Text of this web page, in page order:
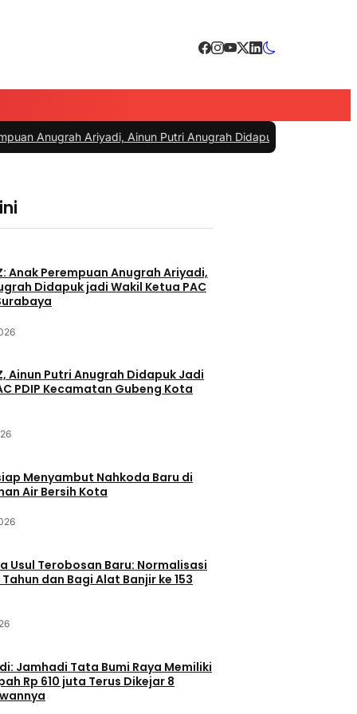
Ainun Putri Anugrah Didapuk jadi Wakil Ketua PAC PDIP
Anak Perempuan Anugrah Ariyadi,
Didapuk jadi Wakil Ketua PAC
Ainun Putri Anugrah Didapuk Jadi
PDIP Kecamatan Gubeng Kota
Menyambut Nahkoda Baru di
Air Bersih Kota
Usul Terobosan Baru: Normalisasi
dan Bagi Alat Banjir ke 153
Jamhadi Tata Bumi Raya Memiliki
Rp 610 juta Terus Dikejar 8